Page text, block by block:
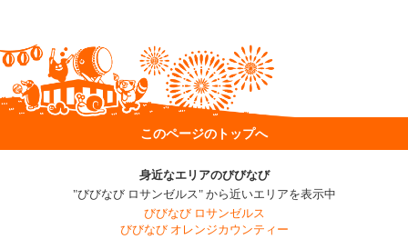
このページのトップへ
身近なエリアのびびなび
"びびなび ロサンゼルス" から近いエリアを表示中
びびなび ロサンゼルス
びびなび オレンジカウンティー